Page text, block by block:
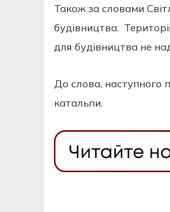
Також за словами
будівництва.
для будівництва не
До слова, наступного
катальпи.